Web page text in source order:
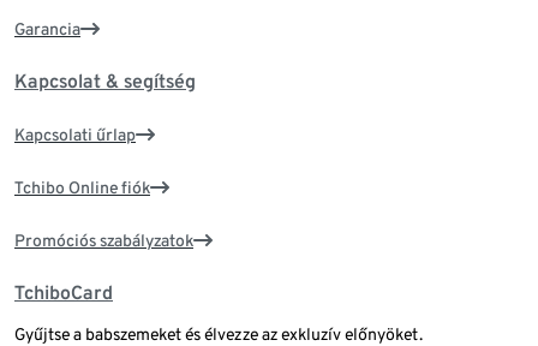
Garancia
Kapcsolat & segítség
Kapcsolati űrlap
Tchibo Online fiók
Promóciós szabályzatok
TchiboCard
Gyűjtse a babszemeket és élvezze az exkluzív előnyöket.